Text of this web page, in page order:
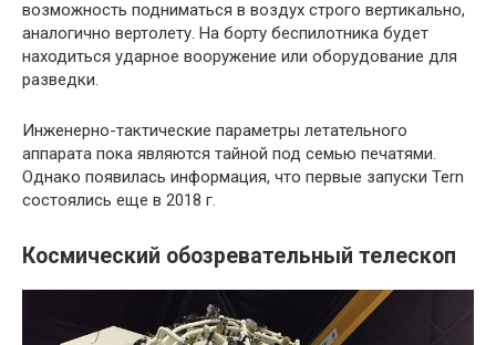
возможность подниматься в воздух строго вертикально,
аналогично вертолету. На борту беспилотника будет
находиться ударное вооружение или оборудование для
разведки.
Инженерно-тактические параметры летательного
аппарата пока являются тайной под семью печатями.
Однако появилась информация, что первые запуски Tern
состоялись еще в 2018 г.
Космический обозревательный телескоп